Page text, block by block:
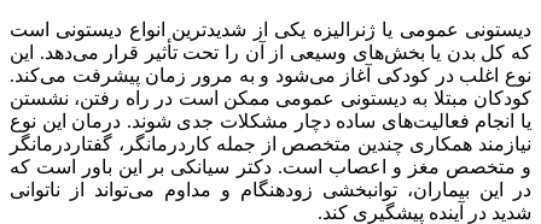
دیستونی عمومی یا ژنرالیزه یکی از شدیدترین انواع دیستونی است
که کل بدن یا بخش‌های وسیعی از آن را تحت تأثیر قرار می‌دهد. این
نوع اغلب در کودکی آغاز می‌شود و به مرور زمان پیشرفت می‌کند.
کودکان مبتلا به دیستونی عمومی ممکن است در راه رفتن، نشستن
یا انجام فعالیت‌های ساده دچار مشکلات جدی شوند. درمان این نوع
نیازمند همکاری چندین متخصص از جمله کاردرمانگر، گفتاردرمانگر
و متخصص مغز و اعصاب است. دکتر سیانکی بر این باور است که
در این بیماران، توانبخشی زودهنگام و مداوم می‌تواند از ناتوانی
شدید در آینده پیشگیری کند.